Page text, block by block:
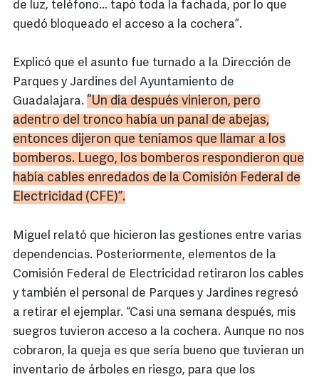
de luz, teléfono… tapó toda la fachada, por lo que
quedó bloqueado el acceso a la cochera”.
Explicó que el asunto fue turnado a la Dirección de
Parques y Jardines del Ayuntamiento de
Guadalajara. “Un día después vinieron, pero
adentro del tronco había un panal de abejas,
entonces dijeron que teníamos que llamar a los
bomberos. Luego, los bomberos respondieron que
había cables enredados de la Comisión Federal de
Electricidad (CFE)”.
Miguel relató que hicieron las gestiones entre varias
dependencias. Posteriormente, elementos de la
Comisión Federal de Electricidad retiraron los cables
y también el personal de Parques y Jardines regresó
a retirar el ejemplar. “Casi una semana después, mis
suegros tuvieron acceso a la cochera. Aunque no nos
cobraron, la queja es que sería bueno que tuvieran un
inventario de árboles en riesgo, para que los